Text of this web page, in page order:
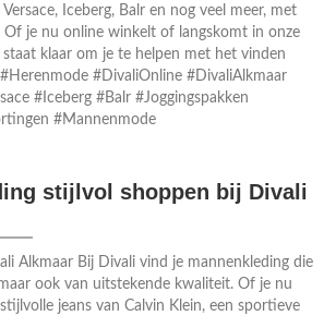
Iceberg, Balr en nog veel meer, met
je nu online winkelt of langskomt in onze
klaar om je te helpen met het vinden
#DivaliOnline #DivaliAlkmaar
#Iceberg #Balr #Joggingspakken
#Mannenmode
stijlvol shoppen bij Divali
Alkmaar Bij Divali vind je mannenkleding die
ook van uitstekende kwaliteit. Of je nu
jeans van Calvin Klein, een sportieve